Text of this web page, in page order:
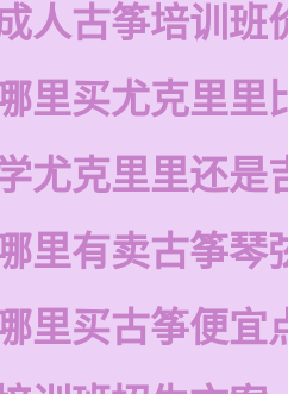
人古筝培训班
里买尤克里里
尤克里里还是
里有卖古筝琴
里买古筝便宜